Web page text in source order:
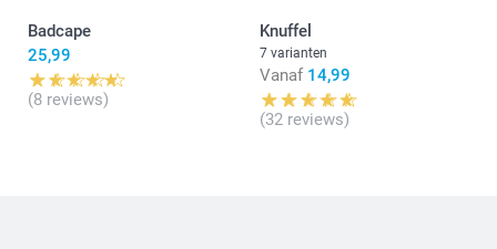
Badcape
25,99
(8 reviews)
Knuffel
7 varianten
Vanaf 14,99
(32 reviews)